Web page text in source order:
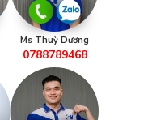
Ms Thuỳ Dương
0788789468